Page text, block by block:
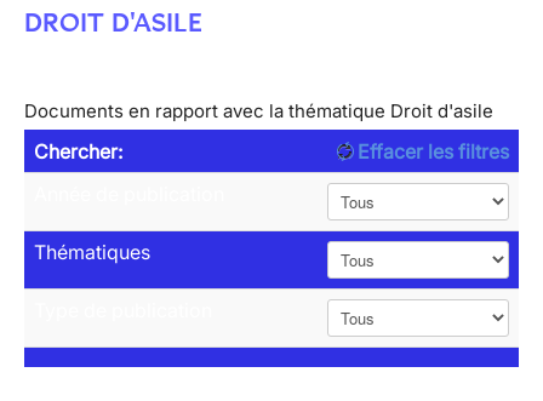
DROIT D'ASILE
Documents en rapport avec la thématique Droit d'asile
Chercher:
Effacer les filtres
Thématiques